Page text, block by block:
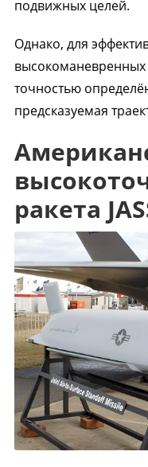
подвижных целей.
Однако, для
точностью
предсказуемая
ракета